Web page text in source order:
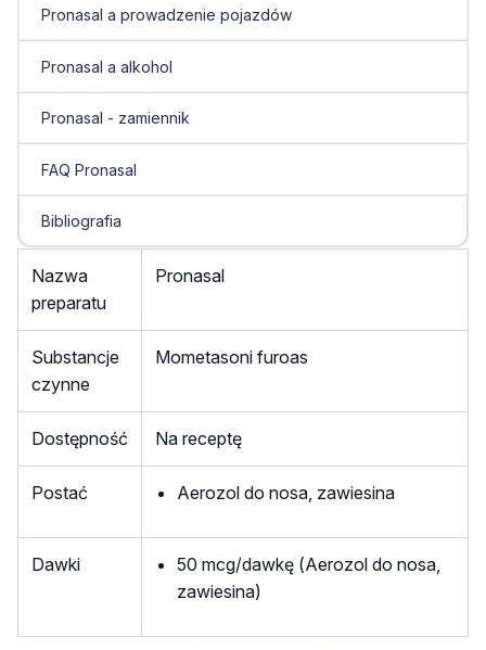
Pronasal a prowadzenie pojazdów
Pronasal a alkohol
Pronasal - zamiennik
FAQ Pronasal
Bibliografia
Nazwa
preparatu
Pronasal
Substancje
czynne
Mometasoni furoas
Dostępność Na receptę
Postać Aerozol do nosa, zawiesina
Dawki
50 mcg/dawkę (Aerozol do nosa,
zawiesina)